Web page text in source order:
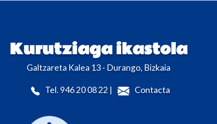
Kurutziaga ikastola
Galtzareta Kalea 13 - Durango, Bizkaia
Tel. 946 20 08 22 | Contacta